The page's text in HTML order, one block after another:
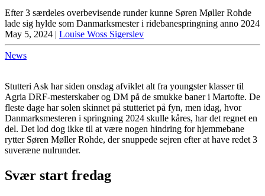
Efter 3 særdeles overbevisende runder kunne Søren Møller Rohde
lade sig hylde som Danmarksmester i ridebanespringning anno 2024
May 5, 2024 | Louise Woss Sigerslev
News
Stutteri Ask har siden onsdag afviklet alt fra youngster klasser til
Agria DRF-mesterskaber og DM på de smukke baner i Martofte. De
fleste dage har solen skinnet på stutteriet på fyn, men idag, hvor
Danmarksmesteren i springning 2024 skulle kåres, har det regnet en
del. Det lod dog ikke til at være nogen hindring for hjemmebane
rytter Søren Møller Rohde, der snuppede sejren efter at have redet 3
suveræne nulrunder.
Svær start fredag